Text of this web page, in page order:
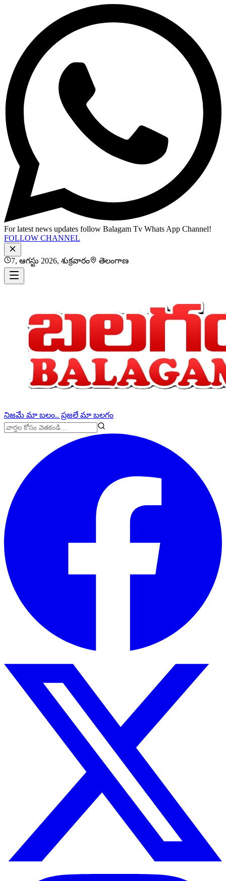
For latest news updates follow Balagam Tv Whats App Channel!
FOLLOW CHANNEL
7, ఆగస్టు 2026, శుక్రవారం తెలంగాణ
నిజమే మా బలం.. ప్రజలే మా బలగం